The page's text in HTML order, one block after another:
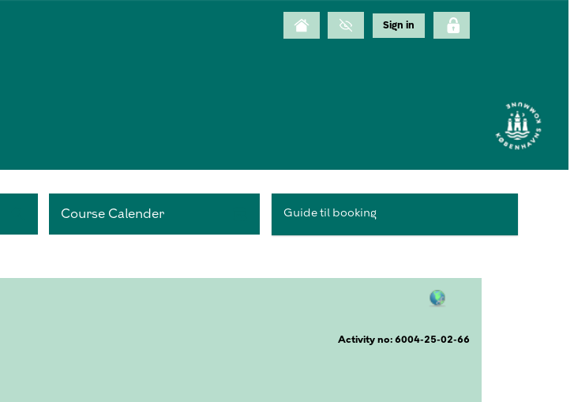
Course Calender Guide til booking
Activity no: 6004-25-02-66